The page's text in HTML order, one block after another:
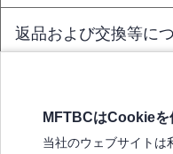
返品および交換等に
MFTBCはCookieを
当社のウェブサイトは